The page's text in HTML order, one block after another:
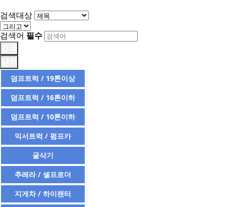
검색대상
검색어 필수
덤프트럭 / 19톤이상
덤프트럭 / 16톤이하
덤프트럭 / 10톤이하
믹서트럭 / 펌프카
굴삭기
추레라 / 셀프로더
지게차 / 하이랜터